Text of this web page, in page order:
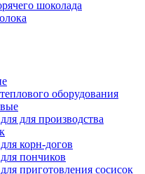
шоколада
оборудования
для производства
корн-догов
пончиков
приготовления сосисок